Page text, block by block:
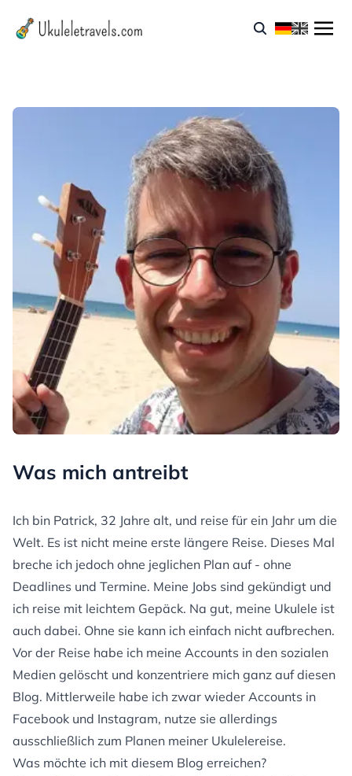
Was mich antreibt
Ich bin Patrick, 32 Jahre alt, und reise für ein Jahr um die
Welt. Es ist nicht meine erste längere Reise. Dieses Mal
breche ich jedoch ohne jeglichen Plan auf - ohne
Deadlines und Termine. Meine Jobs sind gekündigt und
ich reise mit leichtem Gepäck. Na gut, meine Ukulele ist
auch dabei. Ohne sie kann ich einfach nicht aufbrechen.
Vor der Reise habe ich meine Accounts in den sozialen
Medien gelöscht und konzentriere mich ganz auf diesen
Blog. Mittlerweile habe ich zwar wieder Accounts in
Facebook und Instagram, nutze sie allerdings
ausschließlich zum Planen meiner Ukulelereise.
Was möchte ich mit diesem Blog erreichen?